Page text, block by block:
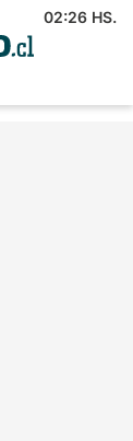
02:26 HS.